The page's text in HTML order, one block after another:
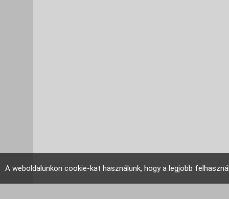
A weboldalunkon cookie-kat használunk, hogy a legjobb